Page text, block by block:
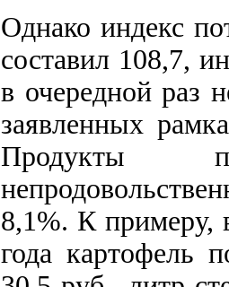
Однако индекс
составил 108,7,
в очередной раз
заявленных
Продукты
8,1%. К примеру,
года картофель